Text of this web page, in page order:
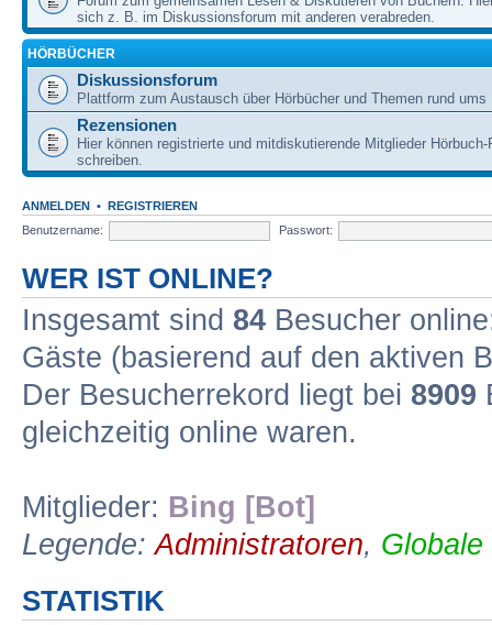
sich z. B. im Diskussionsforum mit anderen verabreden.
HÖRBÜCHER
Diskussionsforum
Plattform zum Austausch über Hörbücher und Themen rund ums
Rezensionen
Hier können registrierte und mitdiskutierende Mitglieder Hörbuch-
schreiben.
ANMELDEN • REGISTRIEREN
Benutzername:
Passwort:
WER IST ONLINE?
Insgesamt sind 84 Besucher
Gäste (basierend auf den aktiven
Der Besucherrekord liegt bei 8909
gleichzeitig online waren.
Mitglieder: Bing [Bot]
Legende:Administratoren,
STATISTIK